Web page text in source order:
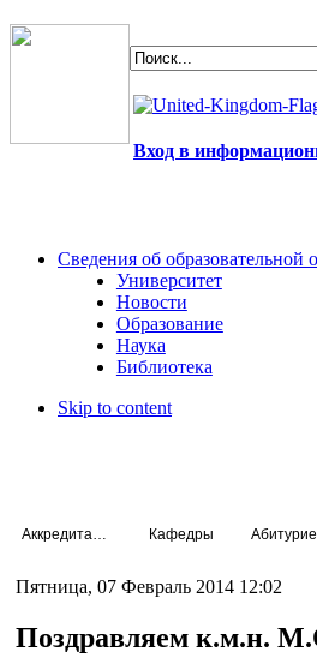
Вход в
Сведения об образовательной
Университет
Новости
Образование
Наука
Библиотека
Skip to content
Кафедры
Пятница, 07 Февраль 2014 12:02
Поздравляем к.м.н.